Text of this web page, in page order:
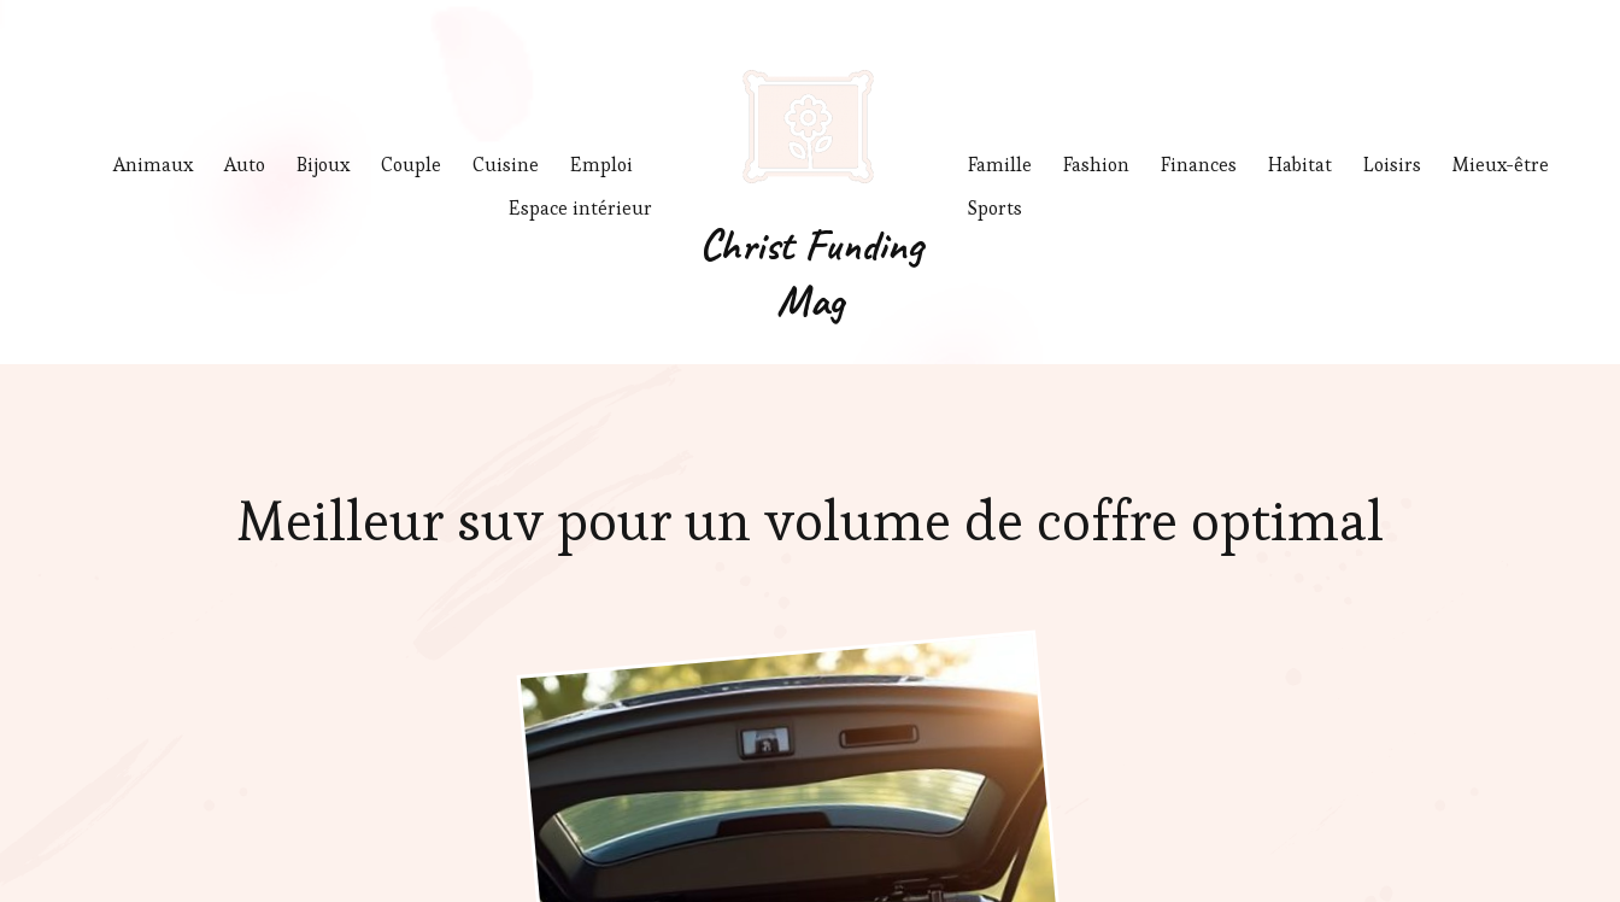
Animaux Auto Bijoux Couple Cuisine
Emploi
Espace intérieur
Famille Fashion Finances Habitat Loisirs
Mieux-être
Sports
Christ Funding
Mag
Meilleur suv pour un volume de coffre optimal